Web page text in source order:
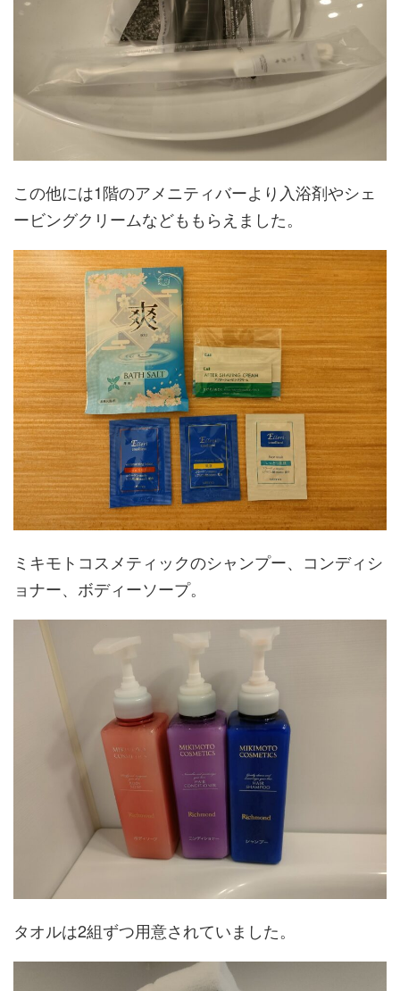
この他には1階のアメニティバーより入浴剤やシェ
ービングクリームなどももらえました。
ミキモトコスメティックのシャンプー、コンディシ
ョナー、ボディーソープ。
タオルは2組ずつ用意されていました。